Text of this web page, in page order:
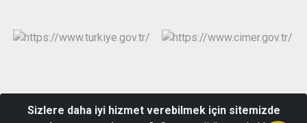
Sizlere daha iyi hizmet verebilmek için sitemizde